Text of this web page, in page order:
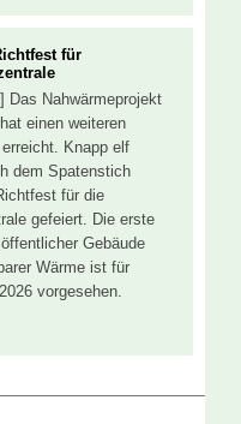
für
Das Nahwärmeprojekt
einen weiteren
Knapp elf
dem Spatenstich
für die
gefeiert. Die erste
Gebäude
Wärme ist für
vorgesehen.